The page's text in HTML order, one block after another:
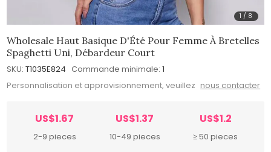
1 / 8
Wholesale Haut Basique D'Été Pour Femme À Bretelles
Spaghetti Uni, Débardeur Court
SKU: T1035E824 Commande minimale: 1
Personnalisation et approvisionnement, veuillez nous contacter
US$1.67
2-9 pieces
US$1.37
10-49 pieces
US$1.2
≥ 50 pieces